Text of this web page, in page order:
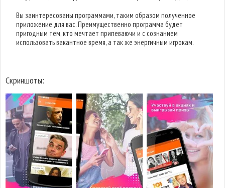
Вы заинтересованы программами, таким образом полученное
приложение для вас. Преимущественно программа будет
пригодным тем, кто мечтает припеваючи и с сознанием
использовать вакантное время, а так же энергичным игрокам.
Скриншоты: